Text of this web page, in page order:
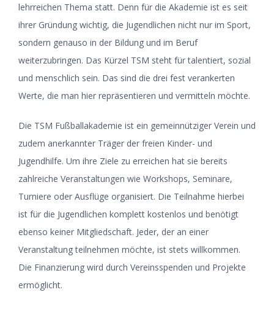
lehrreichen Thema statt. Denn für die Akademie ist es seit
ihrer Gründung wichtig, die Jugendlichen nicht nur im Sport,
sondern genauso in der Bildung und im Beruf
weiterzubringen. Das Kürzel TSM steht für talentiert, sozial
und menschlich sein. Das sind die drei fest verankerten
Werte, die man hier repräsentieren und vermitteln möchte.
Die TSM Fußballakademie ist ein gemeinnütziger Verein und
zudem anerkannter Träger der freien Kinder- und
Jugendhilfe. Um ihre Ziele zu erreichen hat sie bereits
zahlreiche Veranstaltungen wie Workshops, Seminare,
Turniere oder Ausflüge organisiert. Die Teilnahme hierbei
ist für die Jugendlichen komplett kostenlos und benötigt
ebenso keiner Mitgliedschaft. Jeder, der an einer
Veranstaltung teilnehmen möchte, ist stets willkommen.
Die Finanzierung wird durch Vereinsspenden und Projekte
ermöglicht.